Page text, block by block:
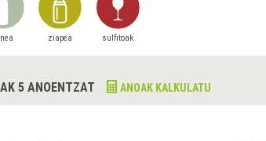
ziapea sulfitoak
5 ANOENTZAT ANOAK KALKULATU